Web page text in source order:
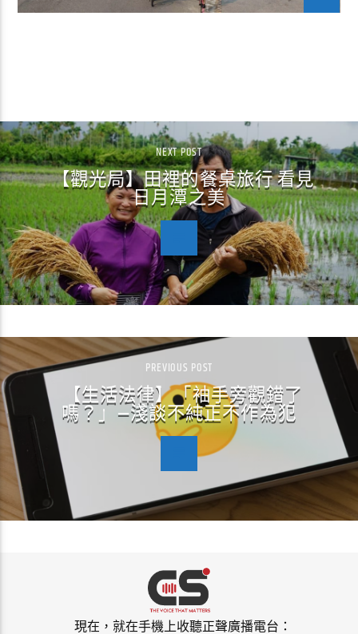
NEXT POST
【觀光局】田裡的餐桌旅行 看見
日月潭之美
PREVIOUS POST
【生活法律】「袖手旁觀錯了
嗎？」—淺談不純正不作為犯
現在，就在手機上收聽正聲廣播電台：